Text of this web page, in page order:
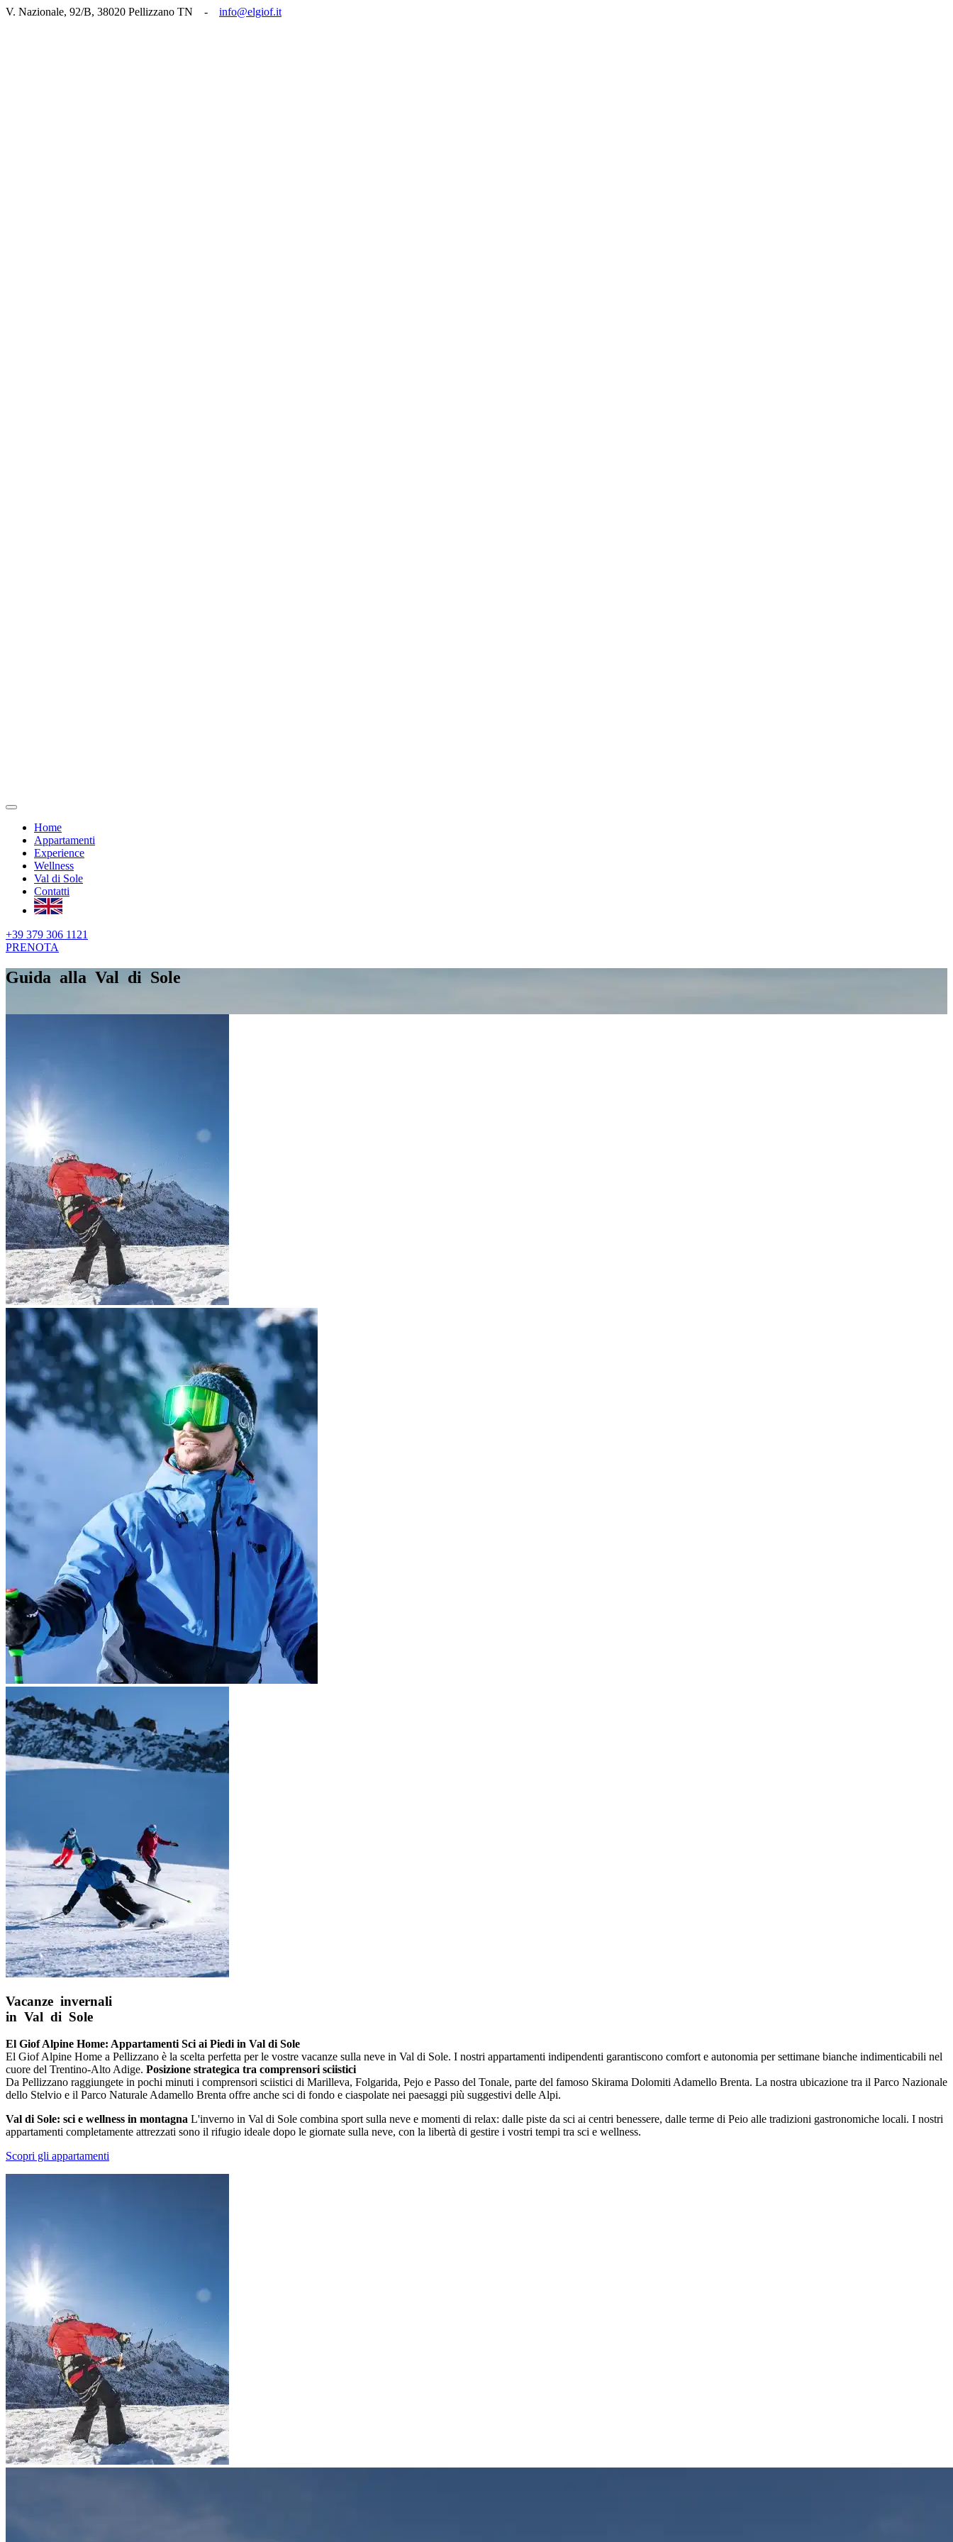
V. Nazionale, 92/B, 38020 Pellizzano TN - info@elgiof.it
Home
Appartamenti
Experience
Wellness
Val di Sole
Contatti
+39 379 306 1121
PRENOTA
Guida alla Val di Sole
Vacanze invernali
in Val di Sole
El Giof Alpine Home: Appartamenti Sci ai Piedi in Val di Sole
El Giof Alpine Home a Pellizzano è la scelta perfetta per le vostre vacanze sulla neve in Val di Sole. I nostri appartamenti indipendenti garantiscono comfort e autonomia per settimane bianche indimenticabili nel
cuore del Trentino-Alto Adige. Posizione strategica tra comprensori sciistici
Da Pellizzano raggiungete in pochi minuti i comprensori sciistici di Marilleva, Folgarida, Pejo e Passo del Tonale, parte del famoso Skirama Dolomiti Adamello Brenta. La nostra ubicazione tra il Parco Nazionale
dello Stelvio e il Parco Naturale Adamello Brenta offre anche sci di fondo e ciaspolate nei paesaggi più suggestivi delle Alpi.
Val di Sole: sci e wellness in montagna L'inverno in Val di Sole combina sport sulla neve e momenti di relax: dalle piste da sci ai centri benessere, dalle terme di Peio alle tradizioni gastronomiche locali. I nostri
appartamenti completamente attrezzati sono il rifugio ideale dopo le giornate sulla neve, con la libertà di gestire i vostri tempi tra sci e wellness.
Scopri gli appartamenti